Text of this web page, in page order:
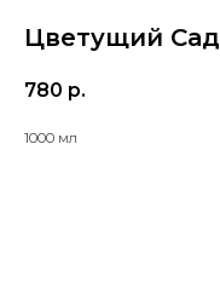
Цветущий Сад
780 р.
1000 мл